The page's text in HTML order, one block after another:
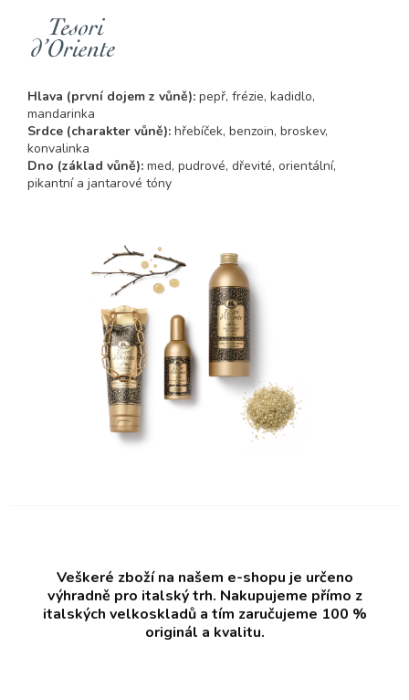
Hlava (první dojem z vůně): pepř, frézie, kadidlo,
mandarinka
Srdce (charakter vůně): hřebíček, benzoin, broskev,
konvalinka
Dno (základ vůně): med, pudrové, dřevité, orientální,
pikantní a jantarové tóny
Veškeré zboží na našem e-shopu je určeno
výhradně pro italský trh. Nakupujeme přímo z
italských velkoskladů a tím zaručujeme 100 %
originál a kvalitu.